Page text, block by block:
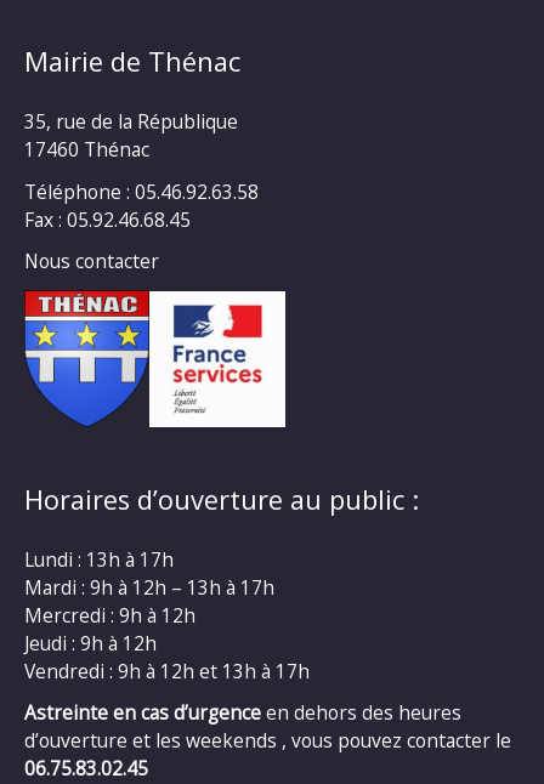
Mairie de Thénac
35, rue de la République
17460 Thénac
Téléphone : 05.46.92.63.58
Fax : 05.92.46.68.45
Nous contacter
Horaires d’ouverture au public :
Lundi : 13h à 17h
Mardi : 9h à 12h – 13h à 17h
Mercredi : 9h à 12h
Jeudi : 9h à 12h
Vendredi : 9h à 12h et 13h à 17h
Astreinte en cas d’urgenceen dehors des heures
d’ouverture et les weekends , vous pouvez contacter le
06.75.83.02.45